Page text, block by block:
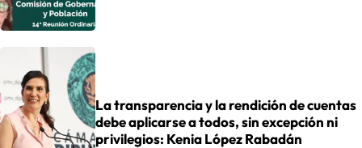
La transparencia y la rendición de cuentas
debe aplicarse a todos, sin excepción ni
privilegios: Kenia López Rabadán